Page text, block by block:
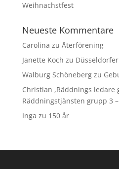
Weihnachstfest
Neueste Kommentare
Carolina zu Återförening
Janette Koch zu
Walburg Schönebergzu
Christian ,Räddnings ledare
Räddningstjänsten grupp 3
Inga zu 150 år